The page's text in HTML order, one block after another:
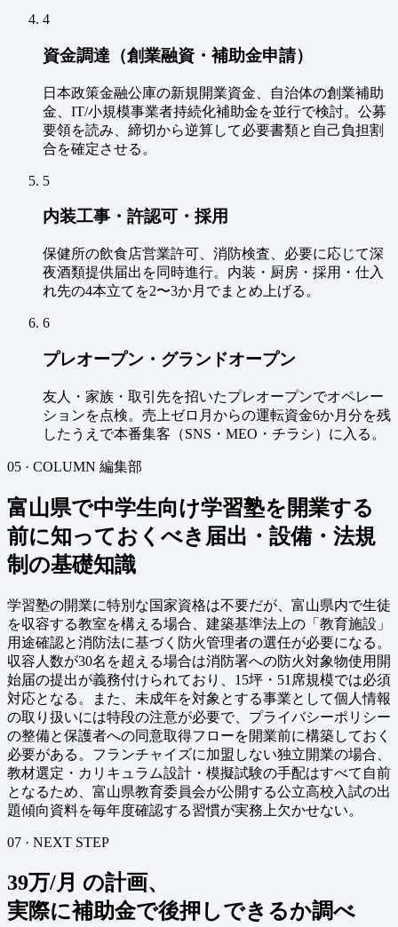
4
資金調達（創業融資・補助金申請）
日本政策金融公庫の新規開業資金、自治体の創業補助
金、IT/小規模事業者持続化補助金を並行で検討。公募
要領を読み、締切から逆算して必要書類と自己負担割
合を確定させる。
5
内装工事・許認可・採用
保健所の飲食店営業許可、消防検査、必要に応じて深
夜酒類提供届出を同時進行。内装・厨房・採用・仕入
れ先の4本立てを2〜3か月でまとめ上げる。
6
プレオープン・グランドオープン
友人・家族・取引先を招いたプレオープンでオペレー
ションを点検。売上ゼロ月からの運転資金6か月分を残
したうえで本番集客（SNS・MEO・チラシ）に入る。
05 · COLUMN 編集部
富山県で中学生向け学習塾を開業する
前に知っておくべき届出・設備・法規
制の基礎知識
学習塾の開業に特別な国家資格は不要だが、富山県内で生徒
を収容する教室を構える場合、建築基準法上の「教育施設」
用途確認と消防法に基づく防火管理者の選任が必要になる。
収容人数が30名を超える場合は消防署への防火対象物使用開
始届の提出が義務付けられており、15坪・51席規模では必須
対応となる。また、未成年を対象とする事業として個人情報
の取り扱いには特段の注意が必要で、プライバシーポリシー
の整備と保護者への同意取得フローを開業前に構築しておく
必要がある。フランチャイズに加盟しない独立開業の場合、
教材選定・カリキュラム設計・模擬試験の手配はすべて自前
となるため、富山県教育委員会が公開する公立高校入試の出
題傾向資料を毎年度確認する習慣が実務上欠かせない。
07 · NEXT STEP
39万/月 の計画、
実際に補助金で後押しできるか調べ